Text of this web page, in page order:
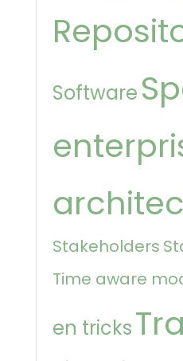
Software
Stakeholders
Time aware
en tricks